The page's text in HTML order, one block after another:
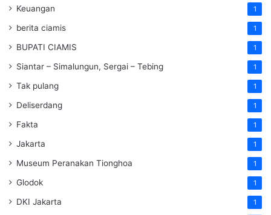
Keuangan 1
berita ciamis 1
BUPATI CIAMIS 1
Siantar – Simalungun, Sergai – Tebing 1
Tak pulang 1
Deliserdang 1
Fakta 1
Jakarta 1
Museum Peranakan Tionghoa 1
Glodok 1
DKI Jakarta 1